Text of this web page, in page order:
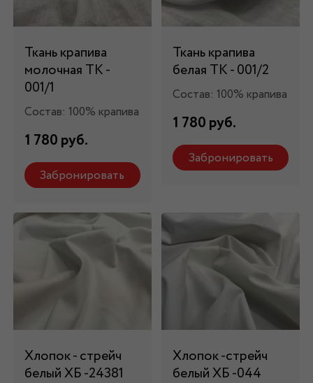
Ткань крапива
молочная ТК -
001/1
Состав: 100% крапива
1 780 руб.
Забронировать
Ткань крапива
белая ТК - 001/2
Состав: 100% крапива
1 780 руб.
Забронировать
Хлопок - стрейч
белый ХБ -24381
Хлопок -стрейч
белый ХБ -044